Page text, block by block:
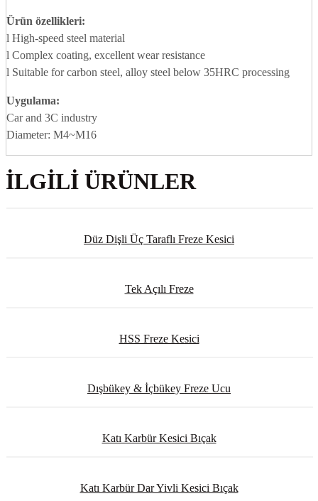
Ürün özellikleri:
l High-speed steel material
l Complex coating, excellent wear resistance
l Suitable for carbon steel, alloy steel below 35HRC processing
Uygulama:
Car and 3C industry
Diameter: M4~M16
İLGILI ÜRÜNLER
Düz Dişli Üç Taraflı Freze Kesici
Tek Açılı Freze
HSS Freze Kesici
Dışbükey & İçbükey Freze Ucu
Katı Karbür Kesici Bıçak
Katı Karbür Dar Yivli Kesici Bıçak